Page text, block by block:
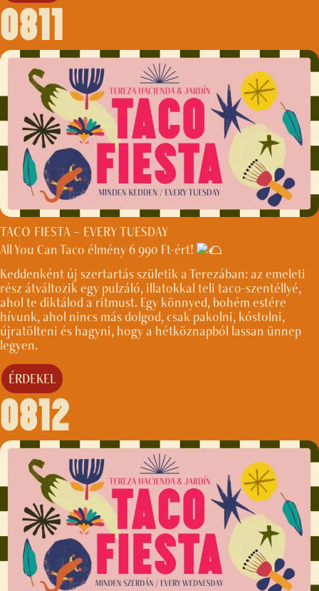
0811
TACO FIESTA – EVERY TUESDAY
All You Can Taco élmény 6 990 Ft-ért!
Keddenként új szertartás születik a Terezában: az emeleti
rész átváltozik egy pulzáló, illatokkal teli taco-szentéllyé,
ahol te diktálod a ritmust. Egy könnyed, bohém estére
hívunk, ahol nincs más dolgod, csak pakolni, kóstolni,
újratölteni és hagyni, hogy a hétköznapból lassan ünnep
legyen.
ÉRDEKEL
0812